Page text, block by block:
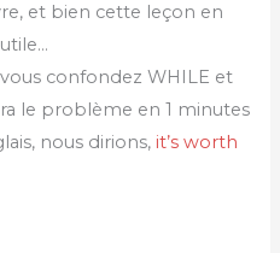
et bien cette leçon en
confondez WHILE et
le problème en 1 minutes
nous dirions, it’s worth